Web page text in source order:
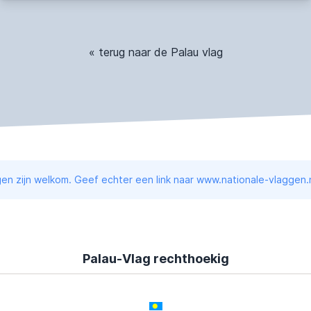
« terug naar de Palau vlag
zijn welkom. Geef echter een link naar www.nationale-
Palau-Vlag rechthoekig